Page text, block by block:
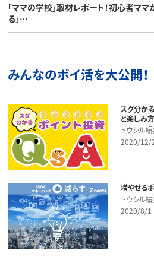
「ママの学校」取材レポート！初心者ママ
る」…
みんなのポイ活を大公開！
スグ分か
と楽しみ方
トウシル
2020/12/
増やせる
トウシル
2020/8/1